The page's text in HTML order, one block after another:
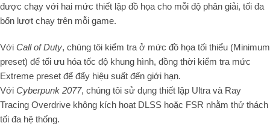
được chạy với hai mức thiết lập đồ họa cho mỗi độ phân giải, tối đa
bốn lượt chạy trên mỗi game.
Với Call of Duty, chúng tôi kiểm tra ở mức đồ họa tối thiểu (Minimum
preset) để tối ưu hóa tốc độ khung hình, đồng thời kiểm tra mức
Extreme preset để đẩy hiệu suất đến giới hạn.
Với Cyberpunk 2077, chúng tôi sử dụng thiết lập Ultra và Ray
Tracing Overdrive không kích hoạt DLSS hoặc FSR nhằm thử thách
tối đa hệ thống.